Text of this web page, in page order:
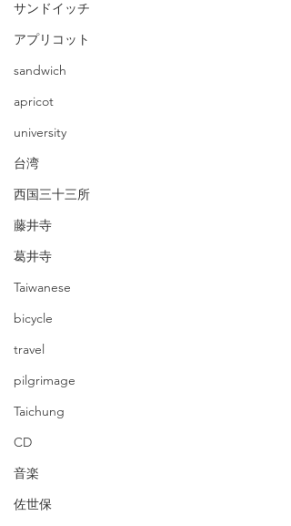
サンドイッチ
アプリコット
sandwich
apricot
university
台湾
西国三十三所
藤井寺
葛井寺
Taiwanese
bicycle
travel
pilgrimage
Taichung
CD
音楽
佐世保